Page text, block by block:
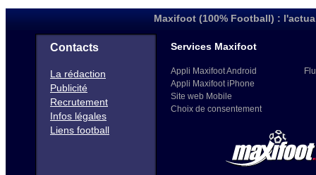
Maxifoot (100% Football) :
Contacts
La rédaction
Publicité
Recrutement
Infos légales
Liens football
Services Maxifoot
Appli Maxifoot Android
Appli Maxifoot iPhone
Site web Mobile
Choix de consentement